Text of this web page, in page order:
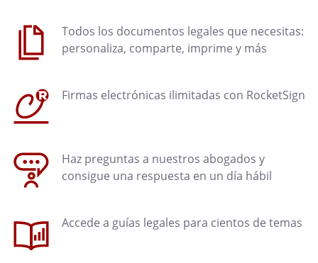
Todos los documentos legales que necesitas:
personaliza, comparte, imprime y más
Firmas electrónicas ilimitadas con RocketSign
Haz preguntas a nuestros abogados y
consigue una respuesta en un día hábil
Accede a guías legales para cientos de temas